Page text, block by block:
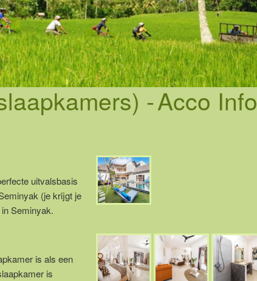
-Acco Info
uitvalsbasis
(je krijgt je
Seminyak.
is als een
is